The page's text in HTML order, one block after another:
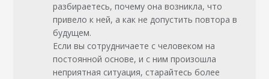
разбираетесь, почему она возникла, что
привело к ней, а как не допустить повтора в
будущем.
Если вы сотрудничаете с человеком на
постоянной основе, и с ним произошла
неприятная ситуация, старайтесь более